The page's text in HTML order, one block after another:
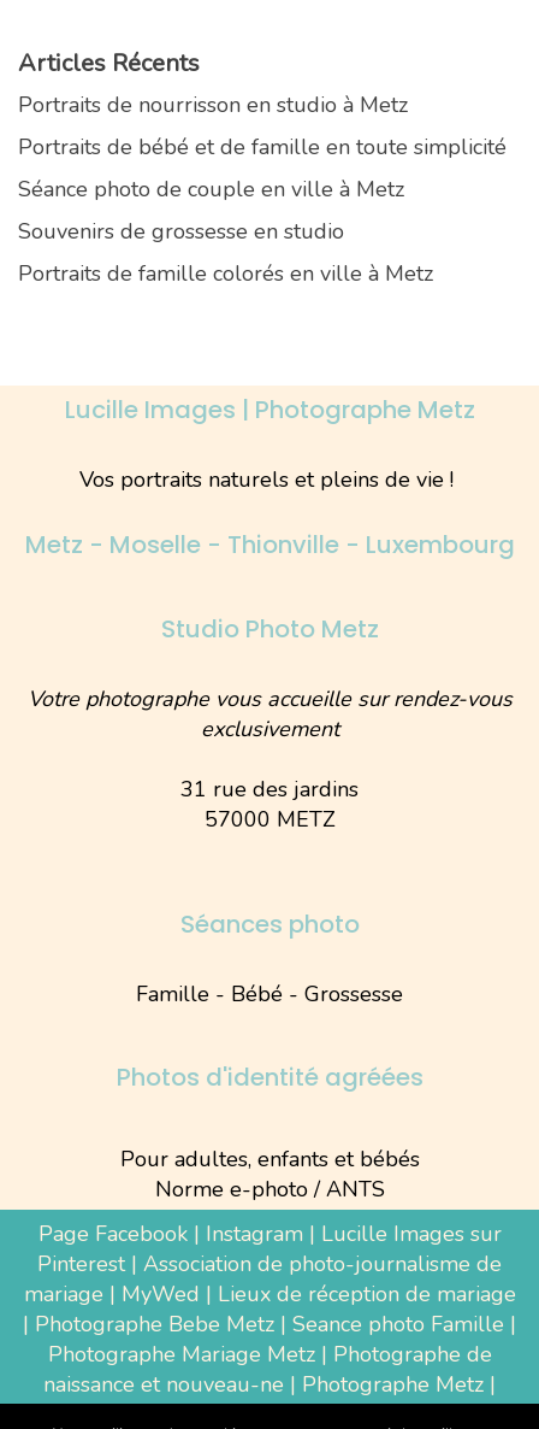
Articles Récents
Portraits de nourrisson en studio à Metz
Portraits de bébé et de famille en toute simplicité
Séance photo de couple en ville à Metz
Souvenirs de grossesse en studio
Portraits de famille colorés en ville à Metz
Lucille Images | Photographe Metz
Vos portraits naturels et pleins de vie !
Metz - Moselle - Thionville - Luxembourg
Studio Photo Metz
Votre photographe vous accueille sur rendez-vous
exclusivement
31 rue des jardins
57000 METZ
Séances photo
Famille - Bébé - Grossesse
Photos d'identité agréées
Pour adultes, enfants et bébés
Norme e-photo / ANTS
Page Facebook| Instagram| Lucille Images sur
Pinterest| Association de photo-journalisme de
mariage | MyWed | Lieux de réception de mariage
| Photographe Bebe Metz | Seance photo Famille |
Photographe Mariage Metz| Photographe de
naissance et nouveau-ne | Photographe Metz |